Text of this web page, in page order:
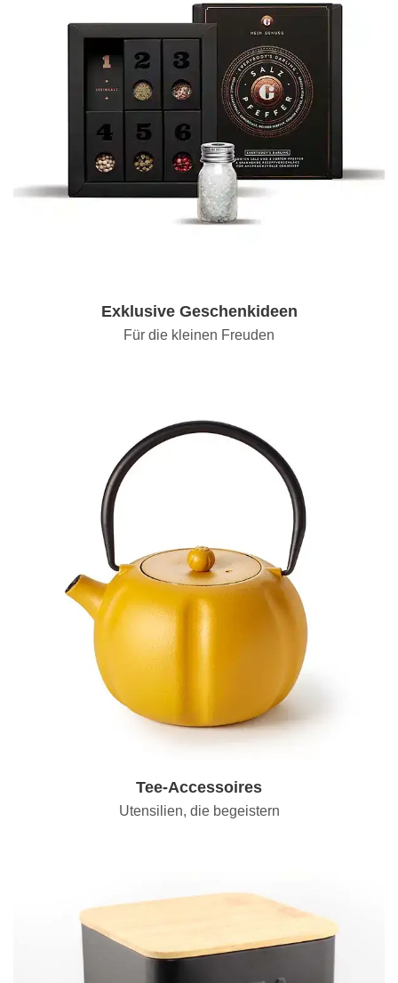
Exklusive Geschenkideen
Für die kleinen Freuden
Tee-Accessoires
Utensilien, die begeistern